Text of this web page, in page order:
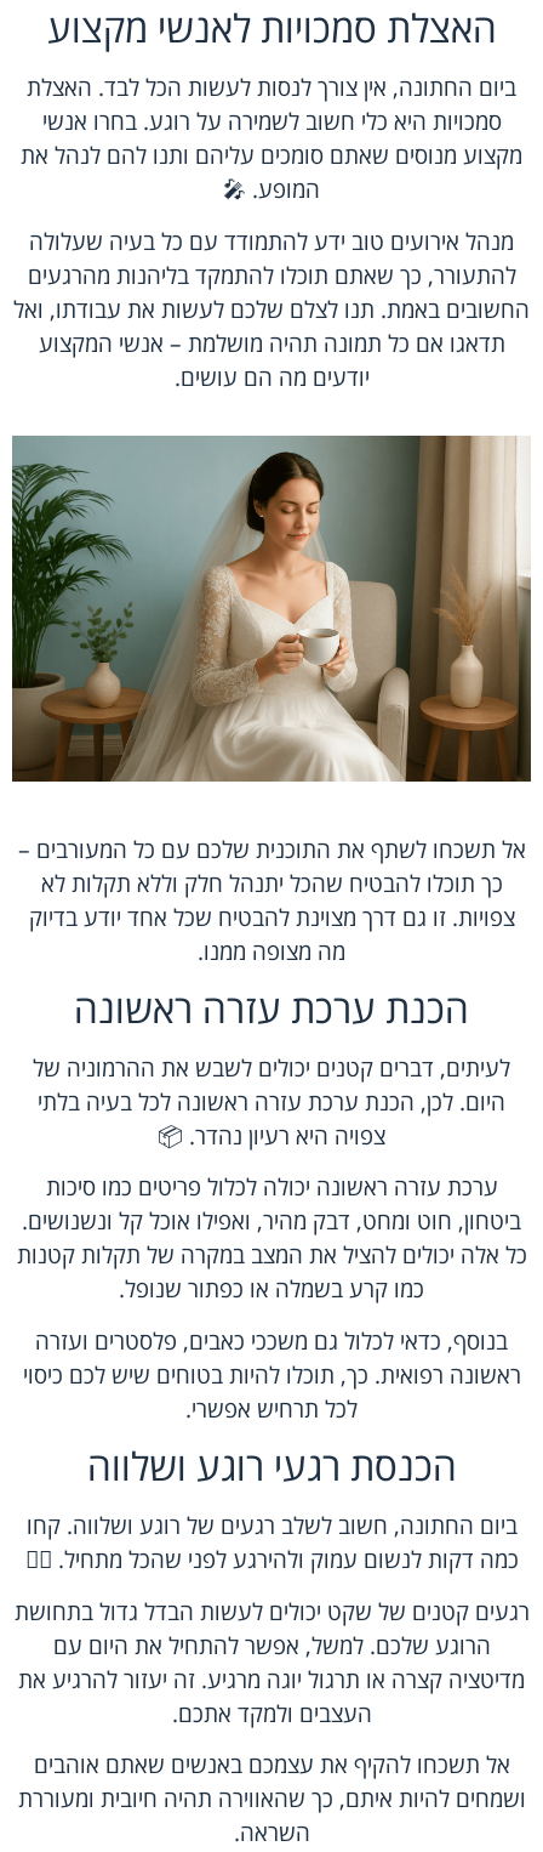
האצלת סמכויות לאנשי מקצוע
ביום החתונה, אין צורך לנסות לעשות הכל לבד. האצלת
סמכויות היא כלי חשוב לשמירה על רוגע. בחרו אנשי
מקצוע מנוסים שאתם סומכים עליהם ותנו להם לנהל את
המופע. 🎤
מנהל אירועים טוב ידע להתמודד עם כל בעיה שעלולה
להתעורר, כך שאתם תוכלו להתמקד בליהנות מהרגעים
החשובים באמת. תנו לצלם שלכם לעשות את עבודתו, ואל
תדאגו אם כל תמונה תהיה מושלמת – אנשי המקצוע
יודעים מה הם עושים.
אל תשכחו לשתף את התוכנית שלכם עם כל המעורבים –
כך תוכלו להבטיח שהכל יתנהל חלק וללא תקלות לא
צפויות. זו גם דרך מצוינת להבטיח שכל אחד יודע בדיוק
מה מצופה ממנו.
הכנת ערכת עזרה ראשונה
לעיתים, דברים קטנים יכולים לשבש את ההרמוניה של
היום. לכן, הכנת ערכת עזרה ראשונה לכל בעיה בלתי
צפויה היא רעיון נהדר. 📦
ערכת עזרה ראשונה יכולה לכלול פריטים כמו סיכות
ביטחון, חוט ומחט, דבק מהיר, ואפילו אוכל קל ונשנושים.
כל אלה יכולים להציל את המצב במקרה של תקלות קטנות
כמו קרע בשמלה או כפתור שנופל.
בנוסף, כדאי לכלול גם משככי כאבים, פלסטרים ועזרה
ראשונה רפואית. כך, תוכלו להיות בטוחים שיש לכם כיסוי
לכל תרחיש אפשרי.
הכנסת רגעי רוגע ושלווה
ביום החתונה, חשוב לשלב רגעים של רוגע ושלווה. קחו
כמה דקות לנשום עמוק ולהירגע לפני שהכל מתחיל. 🧘‍♀️
רגעים קטנים של שקט יכולים לעשות הבדל גדול בתחושת
הרוגע שלכם. למשל, אפשר להתחיל את היום עם
מדיטציה קצרה או תרגול יוגה מרגיע. זה יעזור להרגיע את
העצבים ולמקד אתכם.
אל תשכחו להקיף את עצמכם באנשים שאתם אוהבים
ושמחים להיות איתם, כך שהאווירה תהיה חיובית ומעוררת
השראה.